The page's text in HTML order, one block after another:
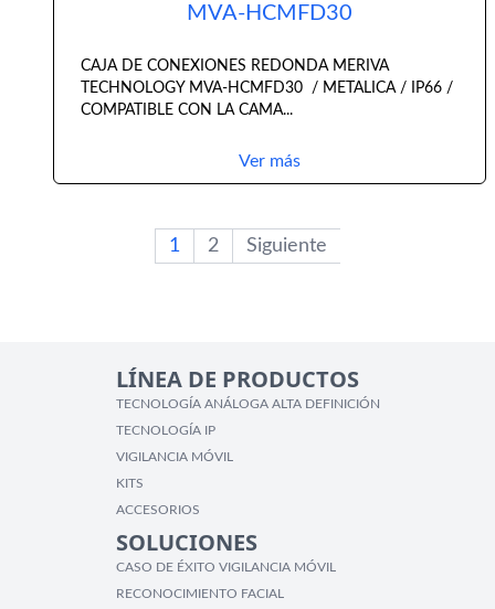
MVA-HCMFD30
CAJA DE CONEXIONES REDONDA MERIVA
TECHNOLOGY MVA-HCMFD30 / METALICA / IP66 /
COMPATIBLE CON LA CAMA...
Ver más
1 2 Siguiente
LÍNEA DE PRODUCTOS
TECNOLOGÍA ANÁLOGA ALTA DEFINICIÓN
TECNOLOGÍA IP
VIGILANCIA MÓVIL
KITS
ACCESORIOS
SOLUCIONES
CASO DE ÉXITO VIGILANCIA MÓVIL
RECONOCIMIENTO FACIAL